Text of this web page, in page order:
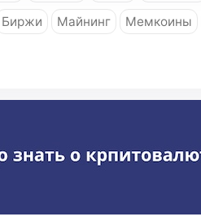
Биржи Майнинг Мемкоины